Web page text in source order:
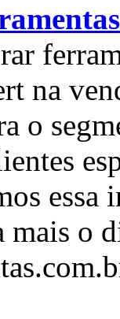
na
o
essa
o